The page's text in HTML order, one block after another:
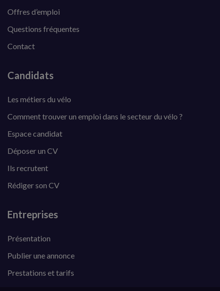
Offres d’emploi
Questions fréquentes
Contact
Candidats
Les métiers du vélo
Comment trouver un emploi dans le secteur du vélo ?
Espace candidat
Déposer un CV
Ils recrutent
Rédiger son CV
Entreprises
Présentation
Publier une annonce
Prestations et tarifs